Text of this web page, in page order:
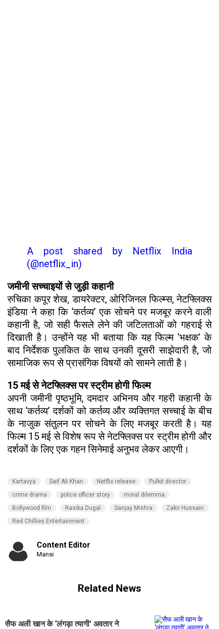
A post shared by Netflix India
(@netflix_in)
जमीनी सच्चाइयों से जुड़ी कहानी
रुचिका कपूर शेख, डायरेक्टर, ओरिजिनल फिल्म्स, नेटफ्लिक्स
इंडिया ने कहा कि ‘कर्तव्य’ एक सोचने पर मजबूर करने वाली
कहानी है, जो सही फैसले लेने की जटिलताओं को गहराई से
दिखाती है। उन्होंने यह भी बताया कि यह फिल्म ‘भक्षक’ के
बाद निर्देशक पुलकित के साथ उनकी दूसरी साझेदारी है, जो
सामाजिक रूप से प्रासंगिक विषयों को सामने लाती है।
15 मई से नेटफ्लिक्स पर स्ट्रीम होगी फिल्म
अपनी जमीनी पृष्ठभूमि, दमदार अभिनय और गहरी कहानी के
साथ ‘कर्तव्य’ दर्शकों को कर्तव्य और व्यक्तिगत सच्चाई के बीच
के नाजुक संतुलन पर सोचने के लिए मजबूर करती है। यह
फिल्म 15 मई से विशेष रूप से नेटफ्लिक्स पर स्ट्रीम होगी और
दर्शकों के लिए एक गहन सिनेमाई अनुभव लेकर आएगी।
Kartavya Saif Ali Khan Netflix release
Pulkit director
crime drama
police officer story
moral dilemma
Bollywood film
Rasika Dugal Sanjay Mishra
Zakir Hussain
Red Chillies Entertainment
Content Editor
Mansi
Related News
सैफ अली खान के ‘लंगड़ा त्यागी’ अवतार ने